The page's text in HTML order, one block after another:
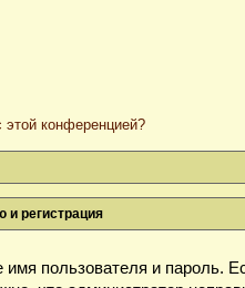
этой конференцией?
и регистрация
пользователя и пароль.